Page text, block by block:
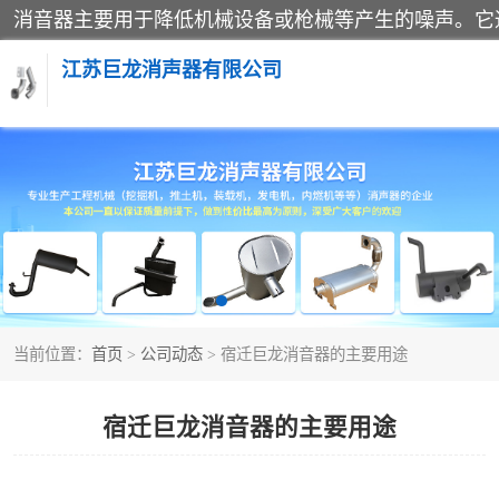
江苏巨龙消声器有限公司
当前位置： 首页 > 公司动态 > 宿迁巨龙消音器的主要用途
宿迁巨龙消音器的主要用途
消声器